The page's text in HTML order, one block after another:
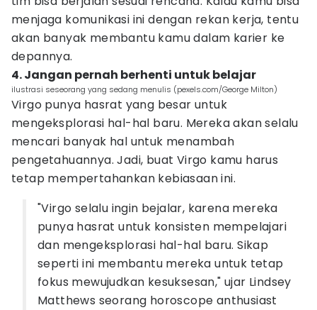
menjaga komunikasi ini dengan rekan kerja, tentu
akan banyak membantu kamu dalam karier ke
depannya.
4. Jangan pernah berhenti untuk belajar
ilustrasi seseorang yang sedang menulis (pexels.com/George Milton)
Virgo punya hasrat yang besar untuk
mengeksplorasi hal-hal baru. Mereka akan selalu
mencari banyak hal untuk menambah
pengetahuannya. Jadi, buat Virgo kamu harus
tetap mempertahankan kebiasaan ini.
"Virgo selalu ingin bejalar, karena mereka
punya hasrat untuk konsisten mempelajari
dan mengeksplorasi hal-hal baru. Sikap
seperti ini membantu mereka untuk tetap
fokus mewujudkan kesuksesan," ujar Lindsey
Matthews seorang horoscope anthusiast